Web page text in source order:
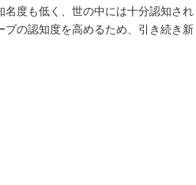
度も低く、世の中には十分認知され
の認知度を高めるため、引き続き新